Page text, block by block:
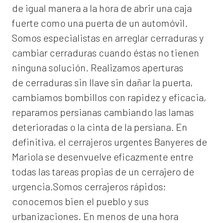
de igual manera a la hora de abrir una caja
fuerte como una puerta de un automóvil.
Somos especialistas en arreglar cerraduras y
cambiar cerraduras cuando éstas no tienen
ninguna solución. Realizamos aperturas
de cerraduras sin llave sin dañar la puerta,
cambiamos bombillos con rapidez y eficacia,
reparamos persianas cambiando las lamas
deterioradas o la cinta de la persiana. En
definitiva, el cerrajeros urgentes Banyeres de
Mariola se desenvuelve eficazmente entre
todas las tareas propias de un cerrajero de
urgencia.Somos cerrajeros rápidos;
conocemos bien el pueblo y sus
urbanizaciones. En menos de una hora